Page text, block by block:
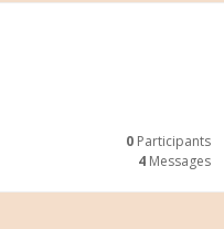
0 Participants
4 Messages